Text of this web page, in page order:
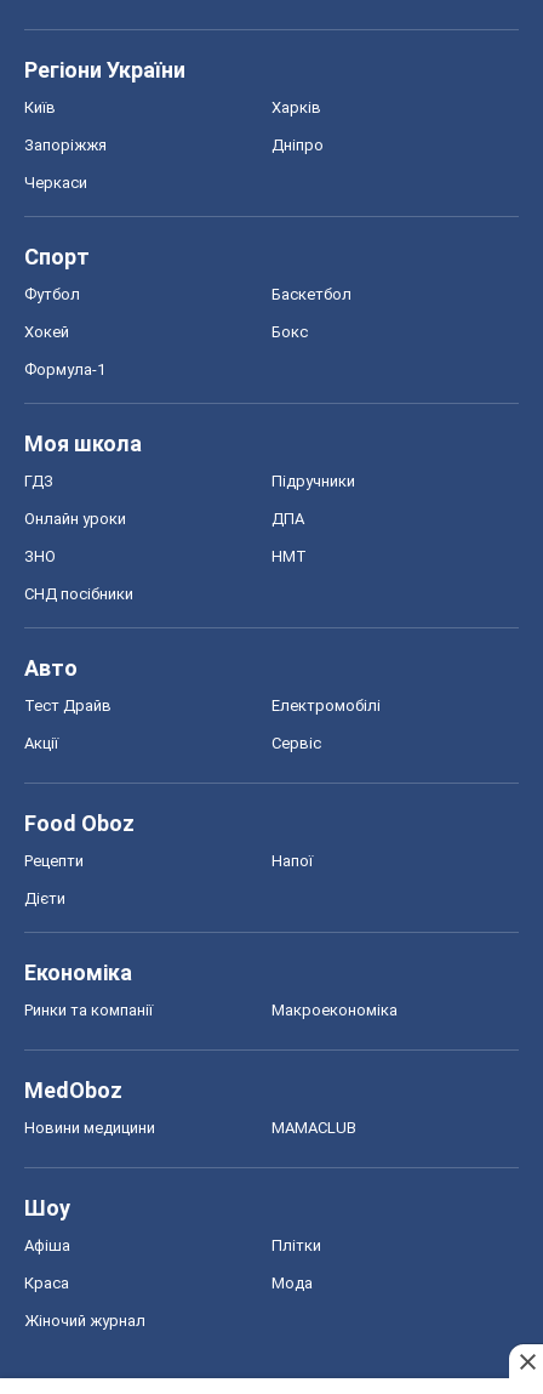
Регіони України
Київ Харків
Запоріжжя Дніпро
Черкаси
Спорт
Футбол Баскетбол
Хокей Бокс
Формула-1
Моя школа
ГДЗ Підручники
Онлайн уроки ДПА
ЗНО НМТ
СНД посібники
Авто
Тест Драйв Електромобілі
Акції Сервіс
Food Oboz
Рецепти Напої
Дієти
Економіка
Ринки та компанії Макроекономіка
MedOboz
Новини медицини MAMACLUB
Шоу
Афіша Плітки
Краса Мода
Жіночий журнал